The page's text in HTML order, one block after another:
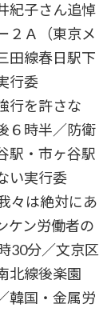
紀子さん追悼
２Ａ（東京メ
田線春日駅下
行委
行を許さな
６時半／防衛
駅・市ヶ谷駅
い実行委
々は絶対にあ
ケン労働者の
30分／文京区
北線後楽園
韓国・金属労